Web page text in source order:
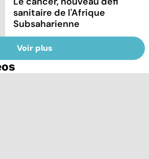
sanitaire de l'Afrique
Subsaharienne
Voir plus